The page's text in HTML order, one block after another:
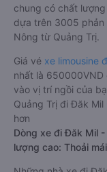
chung có chất
dựa trên 3005 phản
Nông từ Quảng Trị.
Giá vé xe limousine
nhất là 650000VND
vào vị trí ngồi của
Quảng Trị đi Đăk
hơn
Dòng xe đi Đăk Mil
lượng cao: Thoải